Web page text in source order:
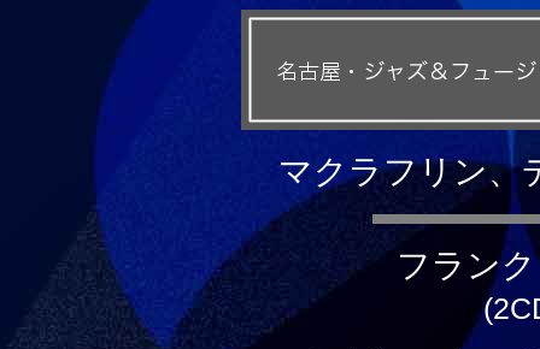
マクラフリン、
フラン